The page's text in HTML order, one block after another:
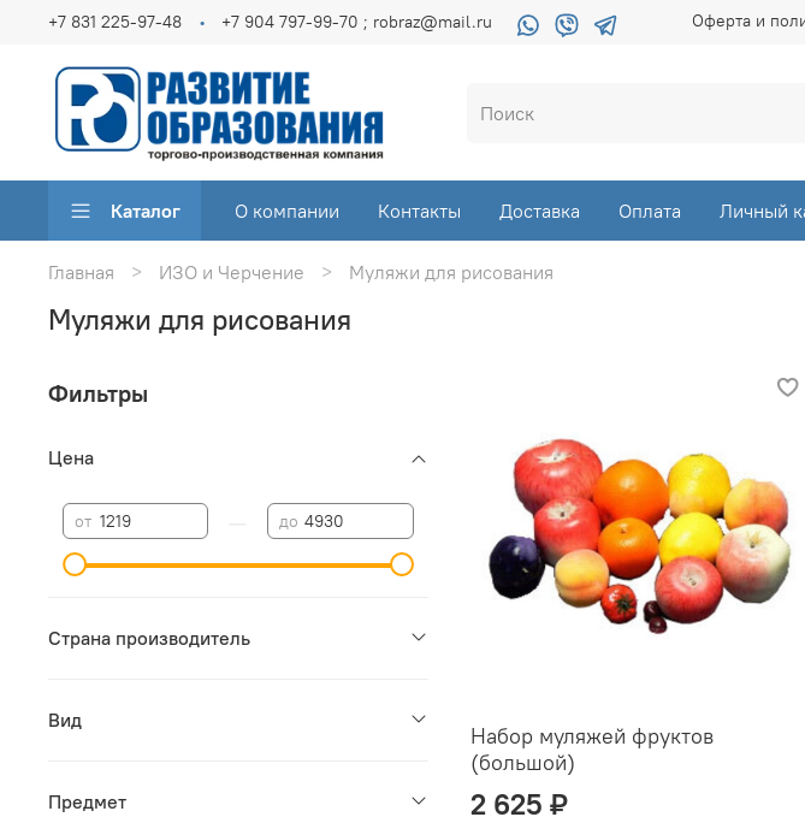
Оферта и
+7 831 225-97-48 +7 904 797-99-70 ; robraz@mail.ru
Каталог О компании Контакты Доставка Оплата Личный
Главная ИЗО и Черчение Муляжи для рисования
Муляжи для рисования
Набор муляжей фруктов
(большой)
2 625 ₽
Фильтры
Цена
от до
Страна производитель
Вид
Предмет